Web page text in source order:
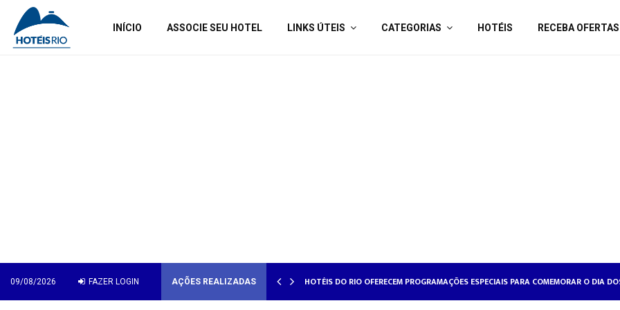
INÍCIO ASSOCIE SEU HOTEL LINKS ÚTEIS CATEGORIAS HOTÉIS RECEBA OFERTAS
09/08/2026 FAZER LOGIN AÇÕES REALIZADAS HOTÉIS DO RIO OFERECEM PROGRAMAÇÕES ESPECIAIS PARA COMEMORAR O DIA
HOTÉISRIO REALIZA CICLO DE SEMINÁRIOS SOBRE RELAÇÕES DE TRABALHO NA